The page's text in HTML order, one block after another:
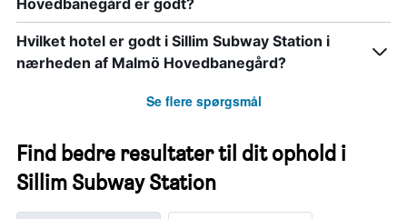
Hovedbanegård er godt?
Hvilket hotel er godt i Sillim Subway Station i
nærheden af Malmö Hovedbanegård?
Se flere spørgsmål
Find bedre resultater til dit ophold i
Sillim Subway Station